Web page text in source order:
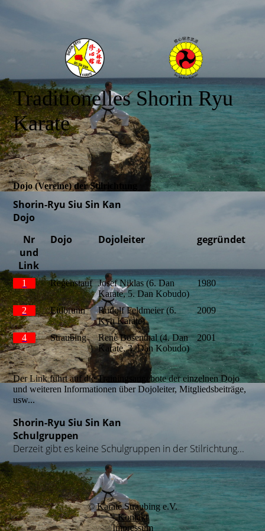
Traditionelles Shorin Ryu
Karate
Dojo (Vereine) der Stilrichtung
Shorin-Ryu Siu Sin Kan
Dojo
Nr
und
Link
Dojo Dojoleiter gegründet
1 Regenstauf Josef Niklas (6. Dan
Karate, 5. Dan Kobudo)
1980
2 Eitlbrunn
Rudolf Feldmeier (6.
Kyu Karate)
2009
4 Straubing
Renè Bösenthal (4. Dan
Karate, 3. Dan Kobudo)
2001
Der Link führt auf die Trainingsangebote der einzelnen Dojo
und weiteren Informationen über Dojoleiter, Mitgliedsbeiträge,
usw...
Shorin-Ryu Siu Sin Kan
Schulgruppen
Derzeit gibt es keine Schulgruppen in der Stilrichtung...
© Karate Straubing e.V.
Kontakt
Impressum